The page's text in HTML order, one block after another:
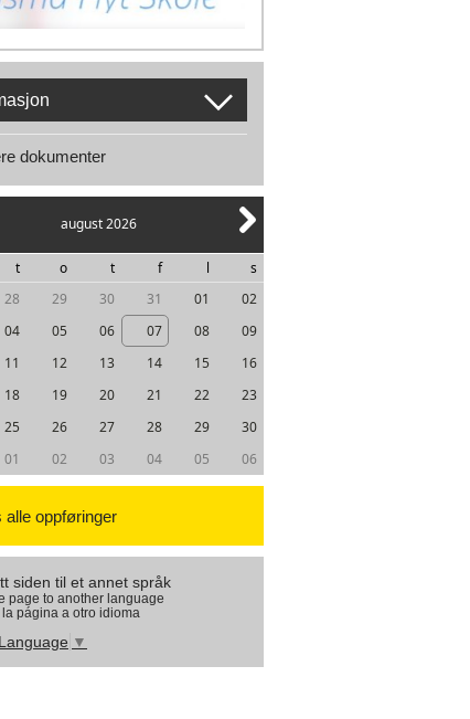
dokumenter
august 2026
t o t f l
s
28 29 30 31 01
02
04 05 06 07 08
09
11 12 13 14 15
16
18 19 20 21 22
23
25 26 27 28 29
30
01 02 03 04 05 06
alle oppføringer
siden til et annet språk
page to another language
página a otro idioma
▼